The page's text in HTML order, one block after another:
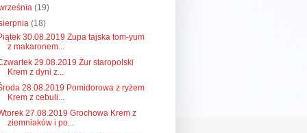
(19)
(18)
30.08.2019 Zupa tajska tom-yum
z makaronem...
29.08.2019 Żur staropolski
Krem z dyni z...
28.08.2019 Pomidorowa z ryżem
Krem z cebuli...
27.08.2019 Grochowa Krem z
ziemniaków i po...